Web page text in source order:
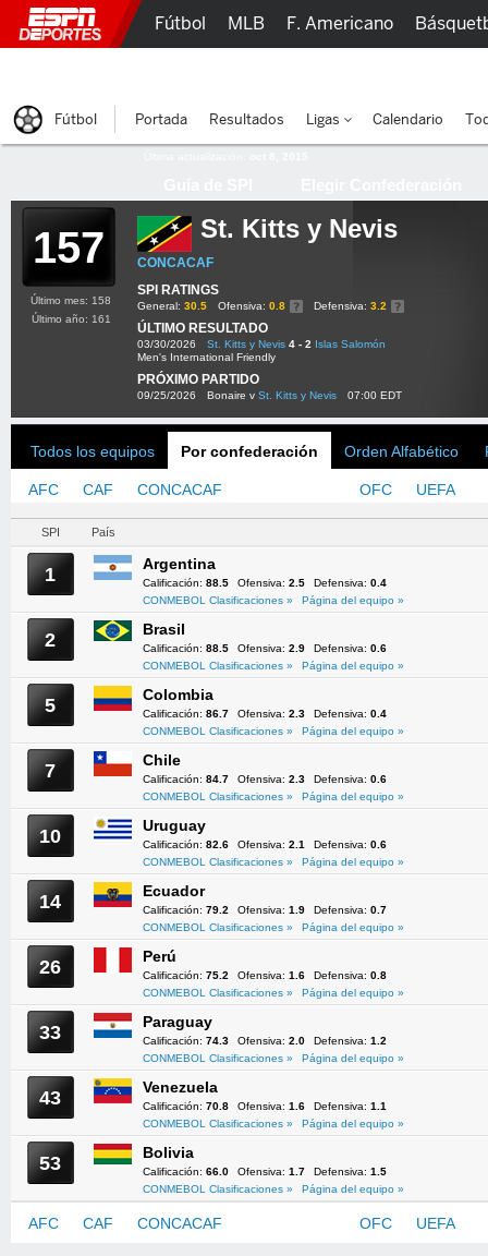
157 St. Kitts y Nevis
CONCACAF
SPI RATINGS
General: 30.5 Ofensiva: 0.8 Defensiva: 3.2
ÚLTIMO RESULTADO
03/30/2026 St. Kitts y Nevis 4 - 2 Islas Salomón
Men's International Friendly
PRÓXIMO PARTIDO
09/25/2026 Bonaire v St. Kitts y Nevis 07:00 EDT
Último mes: 158
Último año: 161
Todos los equipos Por confederación Orden Alfabético
AFC CAF CONCACAF OFC UEFA
SPI País
1 Argentina
Calificación: 88.5 Ofensiva: 2.5 Defensiva: 0.4
CONMEBOL Clasificaciones »
Página del equipo »
2 Brasil
Calificación: 88.5 Ofensiva: 2.9 Defensiva: 0.6
CONMEBOL Clasificaciones »
Página del equipo »
5 Colombia
Calificación: 86.7 Ofensiva: 2.3 Defensiva: 0.4
CONMEBOL Clasificaciones »
Página del equipo »
7 Chile
Calificación: 84.7 Ofensiva: 2.3 Defensiva: 0.6
CONMEBOL Clasificaciones »
Página del equipo »
10 Uruguay
Calificación: 82.6 Ofensiva: 2.1 Defensiva: 0.6
CONMEBOL Clasificaciones »
Página del equipo »
14 Ecuador
Calificación: 79.2 Ofensiva: 1.9 Defensiva: 0.7
CONMEBOL Clasificaciones »
Página del equipo »
26 Perú
Calificación: 75.2 Ofensiva: 1.6 Defensiva: 0.8
CONMEBOL Clasificaciones »
Página del equipo »
33 Paraguay
Calificación: 74.3 Ofensiva: 2.0 Defensiva: 1.2
CONMEBOL Clasificaciones »
Página del equipo »
43 Venezuela
Calificación: 70.8 Ofensiva: 1.6 Defensiva: 1.1
CONMEBOL Clasificaciones »
Página del equipo »
53 Bolivia
Calificación: 66.0 Ofensiva: 1.7 Defensiva: 1.5
CONMEBOL Clasificaciones »
Página del equipo »
AFC CAF CONCACAF OFC UEFA
Fútbol MLB F. Americano
Fútbol Portada Resultados Ligas Calendario